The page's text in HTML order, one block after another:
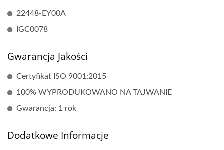
22448-EY00A
IGC0078
Gwarancja Jakości
Certyfikat ISO 9001:2015
100% WYPRODUKOWANO NA TAJWANIE
Gwarancja: 1 rok
Dodatkowe Informacje